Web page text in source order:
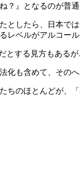
』となるのが普通
したら、日本
ベルがアルコー
とする見方もあるが
化も含めて、その
のほとんどが、